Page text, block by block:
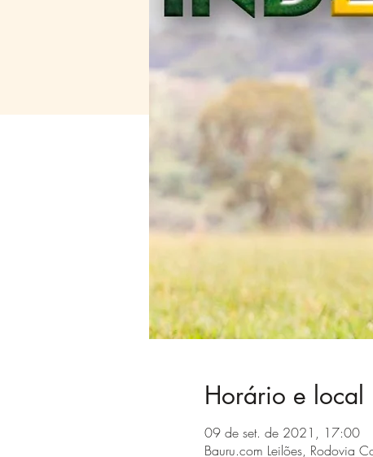
Horário e local
09 de set. de 2021, 17:00
Bauru.com Leilões, Rodovia